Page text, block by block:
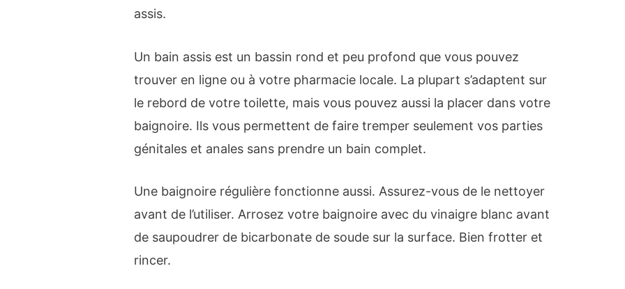
assis.
Un bain assis est un bassin rond et peu profond que vous pouvez
trouver en ligne ou à votre pharmacie locale. La plupart s’adaptent sur
le rebord de votre toilette, mais vous pouvez aussi la placer dans votre
baignoire. Ils vous permettent de faire tremper seulement vos parties
génitales et anales sans prendre un bain complet.
Une baignoire régulière fonctionne aussi. Assurez-vous de le nettoyer
avant de l’utiliser. Arrosez votre baignoire avec du vinaigre blanc avant
de saupoudrer de bicarbonate de soude sur la surface. Bien frotter et
rincer.